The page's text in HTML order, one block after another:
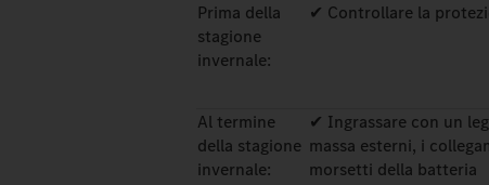
Prima della
stagione
invernale:
✔ Controllare la
Al termine
della stagione
invernale:
✔ Ingrassare con un
massa esterni, i
morsetti della batteria